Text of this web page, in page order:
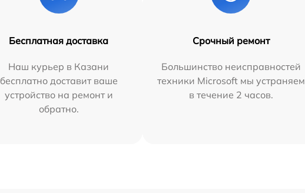
Бесплатная доставка
Наш курьер в Казани
бесплатно доставит ваше
устройство на ремонт и
обратно.
Срочный ремонт
Большинство неисправностей
техники Microsoft мы устраняем
в течение 2 часов.